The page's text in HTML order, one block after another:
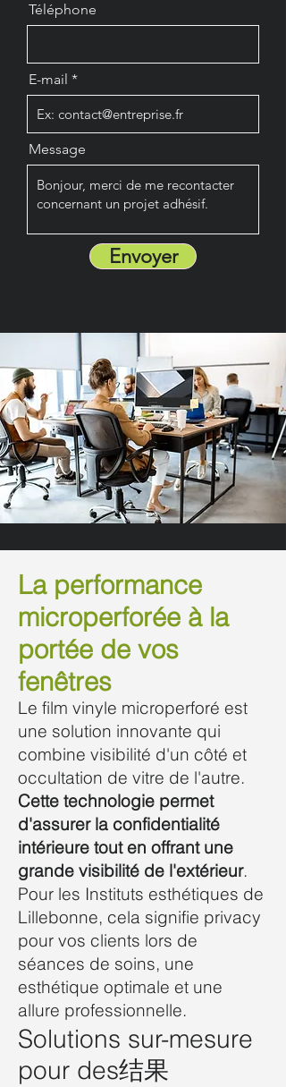
Téléphone
E-mail
Message
Envoyer
La performance
microperforée à la
portée de vos
fenêtres
Le film vinyle microperforé est
une solution innovante qui
combine visibilité d'un côté et
occultation de vitre de l'autre.
Cette technologie permet
d'assurer la confidentialité
intérieure tout en offrant une
grande visibilité de l'extérieur.
Pour les Instituts esthétiques de
Lillebonne, cela signifie privacy
pour vos clients lors de
séances de soins, une
esthétique optimale et une
allure professionnelle.
Solutions sur-mesure
pour des结果